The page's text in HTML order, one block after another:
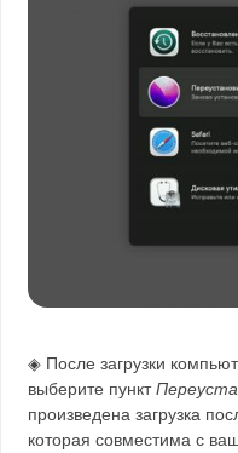
◈ После загрузки
выберите пункт
произведена загрузка
которая совместима с